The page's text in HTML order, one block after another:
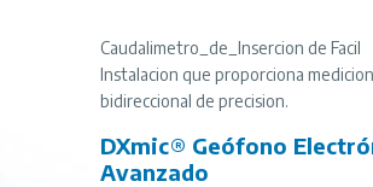
Caudalimetro_de_Insercion de Facil
Instalacion que proporciona
bidireccional de precision.
DXmic® Geófono
Avanzado